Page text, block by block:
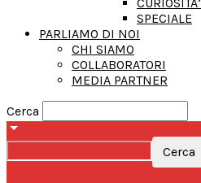
SPECIALE
PARLIAMO DI NOI
CHI SIAMO
COLLABORATORI
MEDIA PARTNER
Cerca